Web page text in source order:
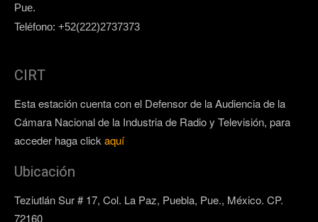
Pue.
Teléfono: +52(222)2737373
CIRT
Esta estación cuenta con el Defensor de la Audiencia de la
Cámara Nacional de la Industria de Radio y Televisión, para
acceder haga click aquí
Ubicación
Teziutlán Sur # 17, Col. La Paz, Puebla, Pue., México. CP.
72160